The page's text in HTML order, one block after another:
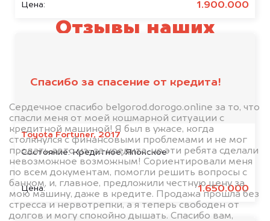
Цена: 1.900.000
Toyota Fortuner, 2017
Состояние:Кредитное, Японское
Цена: 1.650.000
Отзывы наших
Спасибо за спасение от кредита!
Сердечное спасибо belgorod.dorogo.online за то, что
спасли меня от моей кошмарной ситуации с
кредитной машиной! Я был в ужасе, когда
столкнулся с финансовыми проблемами и не мог
продать авто из-за кредита, но эти ребята сделали
невозможное возможным! Сориентировали меня
по всем документам, помогли решить вопросы с
банком, и, главное, предложили честную цену за
мою машину, даже в кредите. Продажа прошла без
стресса и нервотрепки, а я теперь свободен от
долгов и могу спокойно дышать. Спасибо вам,